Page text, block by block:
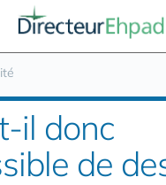
il donc
de
des cookies